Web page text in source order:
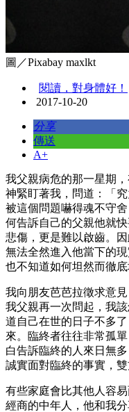
圖／Pixabay maxlkt
閱讀，對身體好！
2017-10-20
分享
傳送
A+
我父親病危的那一星期
神緊盯著我，問道：「
被這個問題嚇得魂不守
何告訴自己的父親他就
悲傷，更是難以啟齒。
無法全然進入他當下的
也不知道如何坦然而徹底
我向朋友芭芭拉徵求意
我父親再一次問起，我
道自己在世的日子不多
來。臨終者往往非常孤
白告訴臨終的人來日無
誠實面對臨終的事實，
有些家庭會比其他人容
經商的中年人，他和我